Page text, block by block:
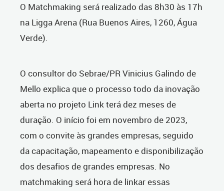
O Matchmaking será realizado das 8h30 às 17h
na Ligga Arena (Rua Buenos Aires, 1260, Água
Verde).
O consultor do Sebrae/PR Vinicius Galindo de
Mello explica que o processo todo da inovação
aberta no projeto Link terá dez meses de
duração. O início foi em novembro de 2023,
com o convite às grandes empresas, seguido
da capacitação, mapeamento e disponibilização
dos desafios de grandes empresas. No
matchmaking será hora de linkar essas